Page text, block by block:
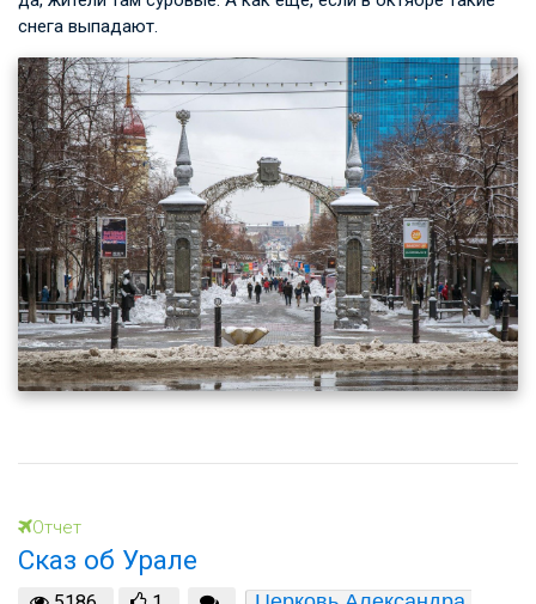
снега выпадают.
Отчет
Сказ об Урале